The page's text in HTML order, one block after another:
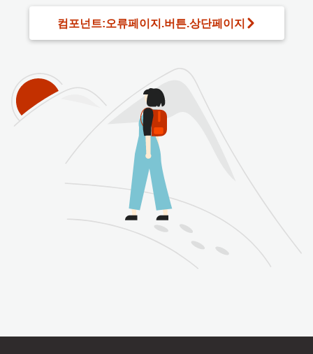
컴포넌트:오류페이지.버튼.상단페이지